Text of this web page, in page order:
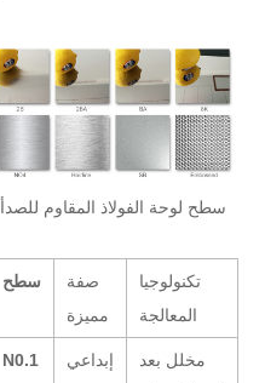
سطح لوحة الفولاذ المقاوم للصدأ
سطح
صفة
مميزة
تكنولوجيا
المعالجة
N0.1 إبداعي
مخلل بعد